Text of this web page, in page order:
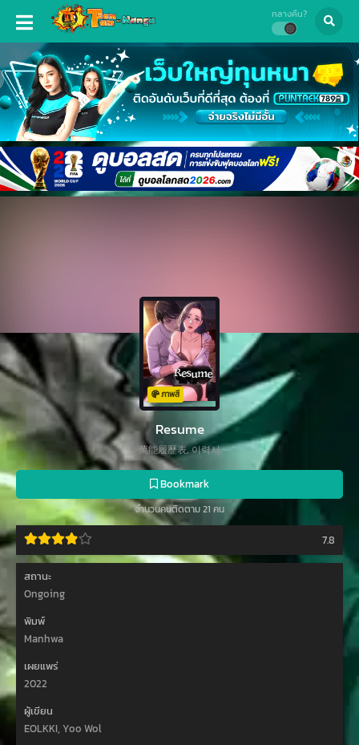
กลางคืน?
ภาพสี
Resume
萬能履歷表, 이력서
Bookmark
จำนวนคนติดตาม 21 คน
7.8
สถานะ
Ongoing
พิมพ์
Manhwa
เผยแพร่
2022
ผู้เขียน
EOLKKI, Yoo Wol